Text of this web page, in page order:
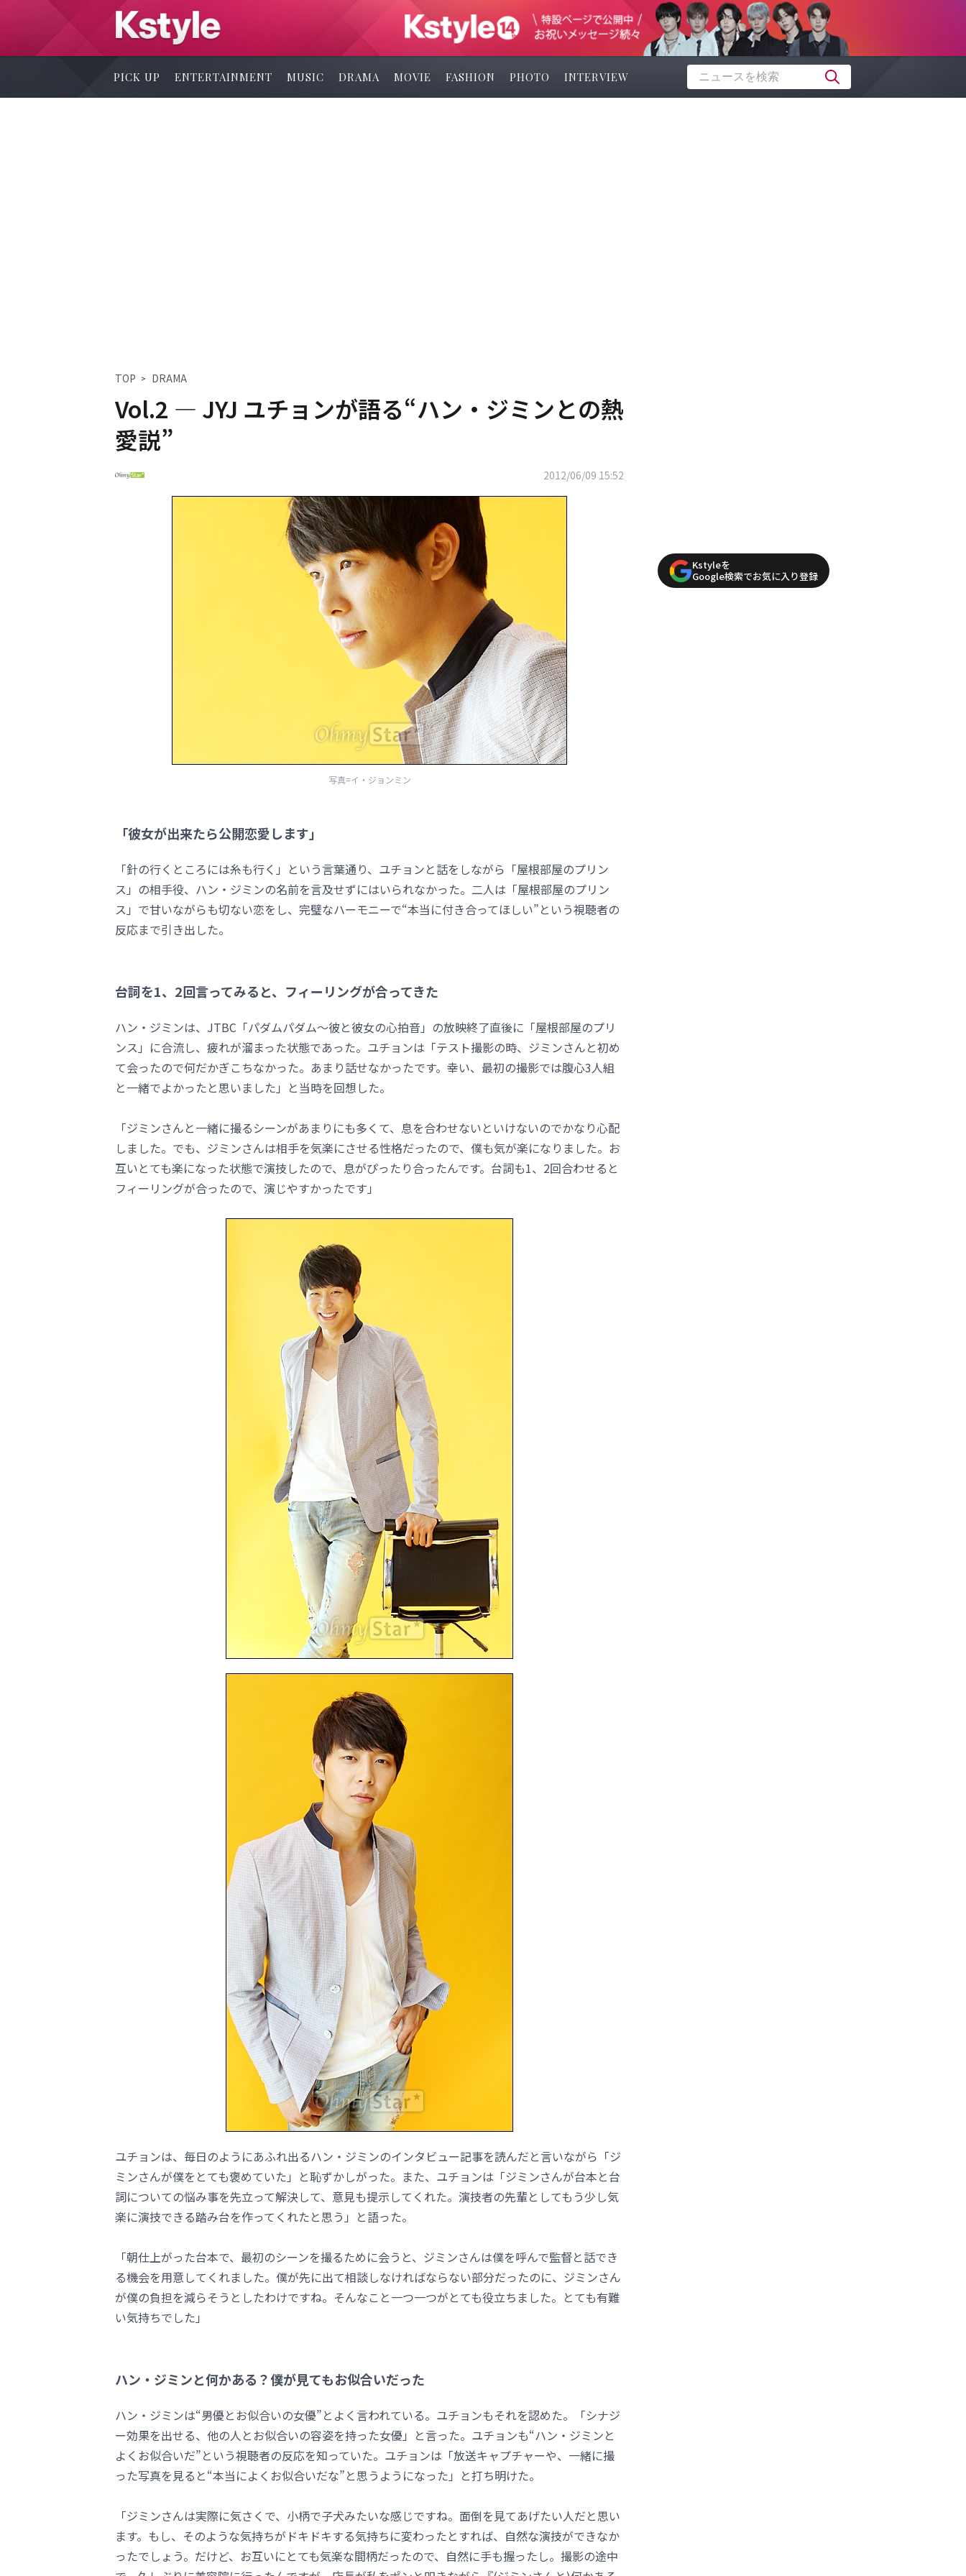
PICK UP ENTERTAINMENT MUSIC DRAMA MOVIE FASHION PHOTO INTERVIEW
TOP DRAMA
Vol.2 ― JYJ ユチョンが語る“ハン・ジミンとの熱
愛説”
2012/06/09 15:52
写真=イ・ジョンミン
「彼女が出来たら公開恋愛します」
「針の行くところには糸も行く」という言葉通り、ユチョンと話をしながら「屋根部屋のプリン
ス」の相手役、ハン・ジミンの名前を言及せずにはいられなかった。二人は「屋根部屋のプリン
ス」で甘いながらも切ない恋をし、完璧なハーモニーで“本当に付き合ってほしい”という視聴者の
反応まで引き出した。
台詞を1、2回言ってみると、フィーリングが合ってきた
ハン・ジミンは、JTBC「パダムパダム～彼と彼女の心拍音」の放映終了直後に「屋根部屋のプリ
ンス」に合流し、疲れが溜まった状態であった。ユチョンは「テスト撮影の時、ジミンさんと初め
て会ったので何だかぎこちなかった。あまり話せなかったです。幸い、最初の撮影では腹心3人組
と一緒でよかったと思いました」と当時を回想した。
「ジミンさんと一緒に撮るシーンがあまりにも多くて、息を合わせないといけないのでかなり心配
しました。でも、ジミンさんは相手を気楽にさせる性格だったので、僕も気が楽になりました。お
互いとても楽になった状態で演技したので、息がぴったり合ったんです。台詞も1、2回合わせると
フィーリングが合ったので、演じやすかったです」
ユチョンは、毎日のようにあふれ出るハン・ジミンのインタビュー記事を読んだと言いながら「ジ
ミンさんが僕をとても褒めていた」と恥ずかしがった。また、ユチョンは「ジミンさんが台本と台
詞についての悩み事を先立って解決して、意見も提示してくれた。演技者の先輩としてもう少し気
楽に演技できる踏み台を作ってくれたと思う」と語った。
「朝仕上がった台本で、最初のシーンを撮るために会うと、ジミンさんは僕を呼んで監督と話でき
る機会を用意してくれました。僕が先に出て相談しなければならない部分だったのに、ジミンさん
が僕の負担を減らそうとしたわけですね。そんなこと一つ一つがとても役立ちました。とても有難
い気持ちでした」
ハン・ジミンと何かある？僕が見てもお似合いだった
ハン・ジミンは“男優とお似合いの女優”とよく言われている。ユチョンもそれを認めた。「シナジ
ー効果を出せる、他の人とお似合いの容姿を持った女優」と言った。ユチョンも“ハン・ジミンと
よくお似合いだ”という視聴者の反応を知っていた。ユチョンは「放送キャプチャーや、一緒に撮
った写真を見ると“本当によくお似合いだな”と思うようになった」と打ち明けた。
「ジミンさんは実際に気さくで、小柄で子犬みたいな感じですね。面倒を見てあげたい人だと思い
ます。もし、そのような気持ちがドキドキする気持ちに変わったとすれば、自然な演技ができなか
ったでしょう。だけど、お互いにとても気楽な間柄だったので、自然に手も握ったし。撮影の途中
Kstyleを
Google検索でお気に入り登録